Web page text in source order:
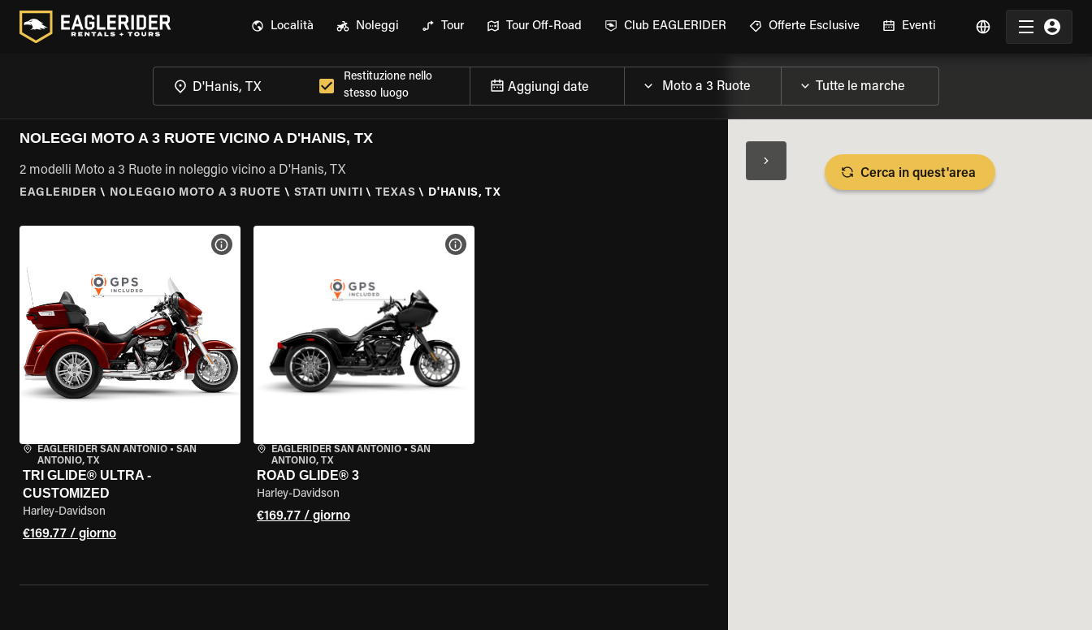
Località Noleggi Tour Tour Off-Road Club EAGLERIDER Offerte Esclusive Eventi
Restituzione nello
stesso luogo
Aggiungi date
NOLEGGI MOTO A 3 RUOTE VICINO A D'HANIS, TX
2 modelli Moto a 3 Ruote in noleggio vicino a D'Hanis, TX
EAGLERIDER \ NOLEGGIO MOTO A 3 RUOTE \ STATI UNITI \ TEXAS \ D'HANIS, TX
EAGLERIDER SAN ANTONIO • SAN
ANTONIO, TX
TRI GLIDE® ULTRA -
CUSTOMIZED
Harley-Davidson
€169.77 / giorno
VISUALIZZA SPECIFICHE DELLA MOTO
EAGLERIDER SAN ANTONIO• SAN
ANTONIO, TX
ROAD GLIDE® 3
Harley-Davidson
€169.77 / giorno
VISUALIZZA SPECIFICHE DELLA MOTO
Cerca in quest'area